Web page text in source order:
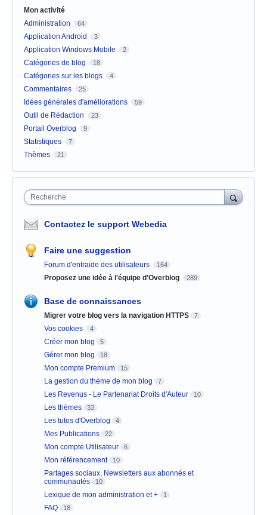
Mon activité
Administration
64
Application Android 3
Application Windows Mobile 2
Catégories de blog 18
Catégories sur les blogs 4
Commentaires 25
Idées générales d'améliorations 59
Outil de Rédaction 23
Portail Overblog 9
Statistiques 7
Thèmes 21
Recherche
Contactez le support Webedia
Faire une suggestion
Forum d'entraide des utilisateurs 164
Proposez une idée à l'équipe d'Overblog 289
Base de connaissances
Migrer votre blog vers la navigation HTTPS 7
Vos cookies 4
Créer mon blog 5
Gérer mon blog 18
Mon compte Premium 15
La gestion du thème de mon blog 7
Les Revenus - Le Partenariat Droits d'Auteur 10
Les thèmes 33
Les tutos d'Overblog 4
Mes Publications 22
Mon compte Utilisateur 6
Mon référencement 10
Partages sociaux, Newsletters aux abonnés et
communautés
10
Lexique de mon administration et + 1
FAQ 18